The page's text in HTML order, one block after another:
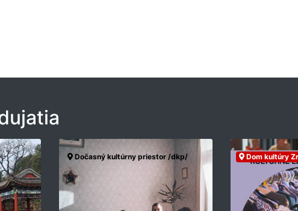
Dočasný kultúrny priestor /dkp/ Dom kultúry